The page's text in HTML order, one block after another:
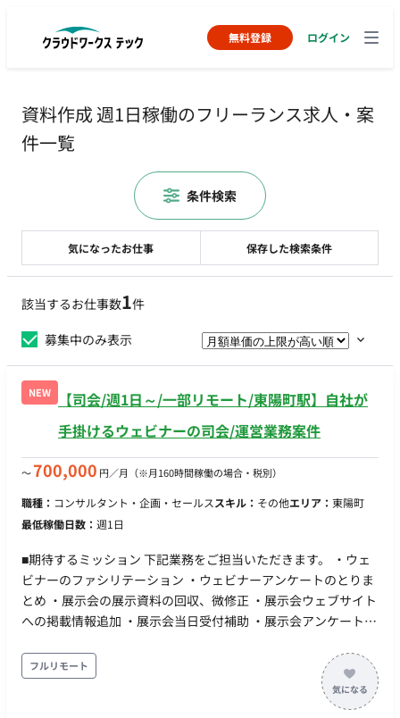
無料登録 ログイン
資料作成 週1日稼働のフリーランス求人・案
件一覧
該当するお仕事数1件
募集中のみ表示
NEW
【司会/週1日～/一部リモート/東陽町駅】自社が
手掛けるウェビナーの司会/運営業務案件
〜700,000 円／月 （※月160時間稼働の場合・税別）
職種： コンサルタント・企画・セールススキル： その他エリア： 東陽町
最低稼働日数： 週1日
■期待するミッション 下記業務をご担当いただきます。 ・ウェ
ビナーのファシリテーション ・ウェビナーアンケートのとりま
とめ ・展示会の展示資料の回収、微修正 ・展示会ウェブサイト
への掲載情報追加 ・展示会当日受付補助 ・展示会アンケートの
働：一部リモート →ウェビナー当日などは出社いただきます。
フレックス稼働：可能
フルリモート
気になったお仕事 保存した検索条件
条件検索